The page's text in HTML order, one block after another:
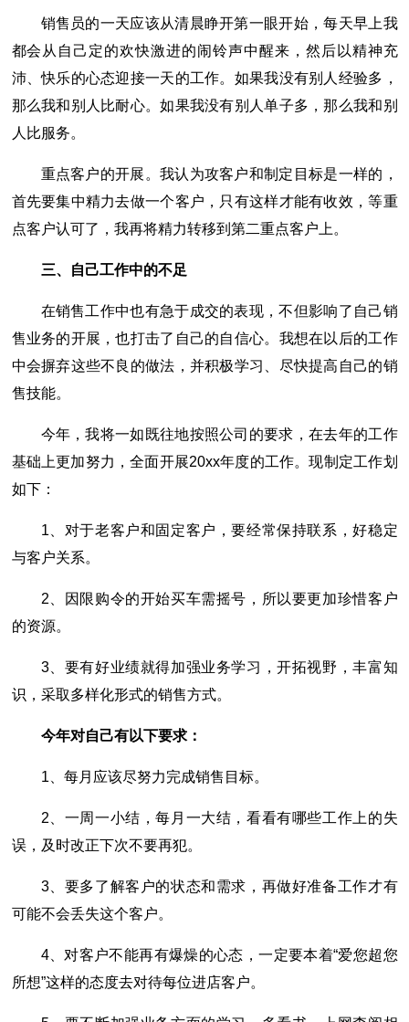
销售员的一天应该从清晨睁开第一眼开始，每天早上我
都会从自己定的欢快激进的闹铃声中醒来，然后以精神充
沛、快乐的心态迎接一天的工作。如果我没有别人经验多，
那么我和别人比耐心。如果我没有别人单子多，那么我和别
人比服务。
重点客户的开展。我认为攻客户和制定目标是一样的，
首先要集中精力去做一个客户，只有这样才能有收效，等重
点客户认可了，我再将精力转移到第二重点客户上。
三、自己工作中的不足
在销售工作中也有急于成交的表现，不但影响了自己销
售业务的开展，也打击了自己的自信心。我想在以后的工作
中会摒弃这些不良的做法，并积极学习、尽快提高自己的销
售技能。
今年，我将一如既往地按照公司的要求，在去年的工作
基础上更加努力，全面开展20xx年度的工作。现制定工作划
如下：
1、对于老客户和固定客户，要经常保持联系，好稳定
与客户关系。
2、因限购令的开始买车需摇号，所以要更加珍惜客户
的资源。
3、要有好业绩就得加强业务学习，开拓视野，丰富知
识，采取多样化形式的销售方式。
今年对自己有以下要求：
1、每月应该尽努力完成销售目标。
2、一周一小结，每月一大结，看看有哪些工作上的失
误，及时改正下次不要再犯。
3、要多了解客户的状态和需求，再做好准备工作才有
可能不会丢失这个客户。
4、对客户不能再有爆燥的心态，一定要本着“爱您超您
所想”这样的态度去对待每位进店客户。